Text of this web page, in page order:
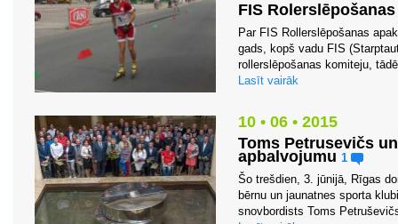
FIS
Par FIS Rollerslēpošanas
gads, kopš vadu FIS
rollerslēpošanas komiteju,
Lasīt vairāk
10 • 06 • 2015
Toms Petrusevičs
apbalvojumu 1
Šo trešdien, 3. jūnijā, Rīgas
bērnu un jaunatnes sporta
snovbordists Toms